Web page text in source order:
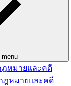
หมายและคดี
หมายและคดี